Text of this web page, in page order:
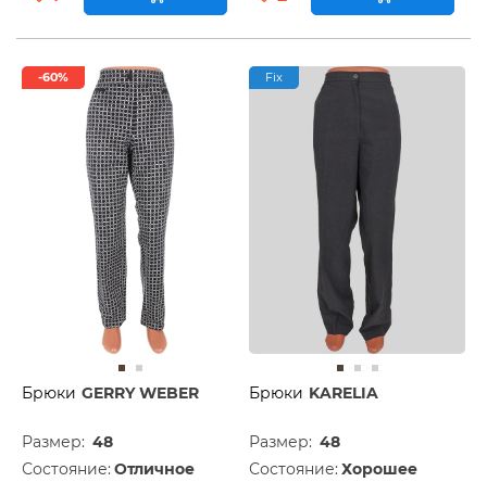
-60%
Брюки GERRY WEBER
Размер: 48
Состояние: Отличное
Fix
Брюки KARELIA
Размер: 48
Состояние: Хорошее